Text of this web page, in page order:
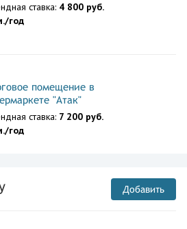
ставка: 4 800 руб.
год
помещение в
"Атак"
ставка: 7 200 руб.
год
Добавить